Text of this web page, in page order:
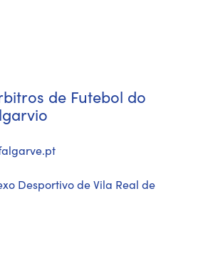
de Futebol do
Desportivo de Vila Real de